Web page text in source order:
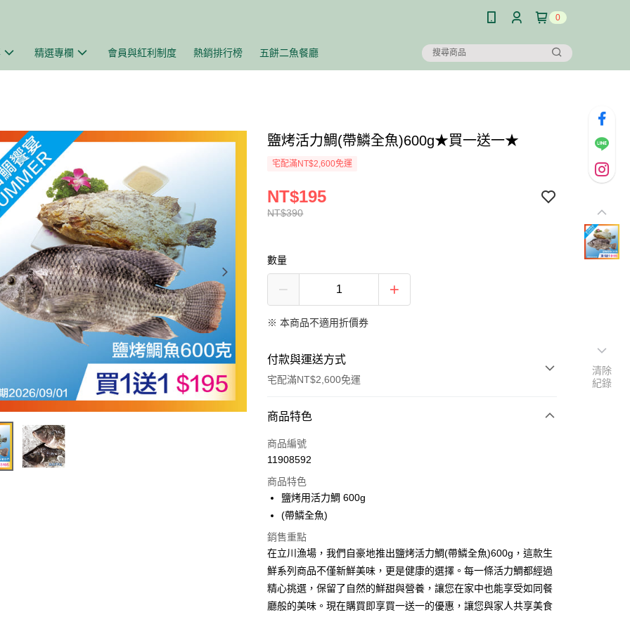
0
精選專欄 會員與紅利制度 熱銷排行榜 五餅二魚餐廳
鹽烤活力鯛(帶鱗全魚)600g★買一送一★
宅配滿NT$2,600免運
NT$390
NT$195
數量
※ 本商品不適用折價券
付款與運送方式
宅配滿NT$2,600免運
付款方式
信用卡一次付款
Apple Pay
街口支付
悠遊付
Google Pay
商品特色
商品編號
11908592
商品特色
鹽烤用活力鯛 600g
(帶鱗全魚)
銷售重點
在立川漁場，我們自豪地推出鹽烤活力鯛(帶鱗全魚)600g，這款生
鮮系列商品不僅新鮮美味，更是健康的選擇。每一條活力鯛都經過
精心挑選，保留了自然的鮮甜與營養，讓您在家中也能享受如同餐
廳般的美味。現在購買即享買一送一的優惠，讓您與家人共享美食
清除
紀錄